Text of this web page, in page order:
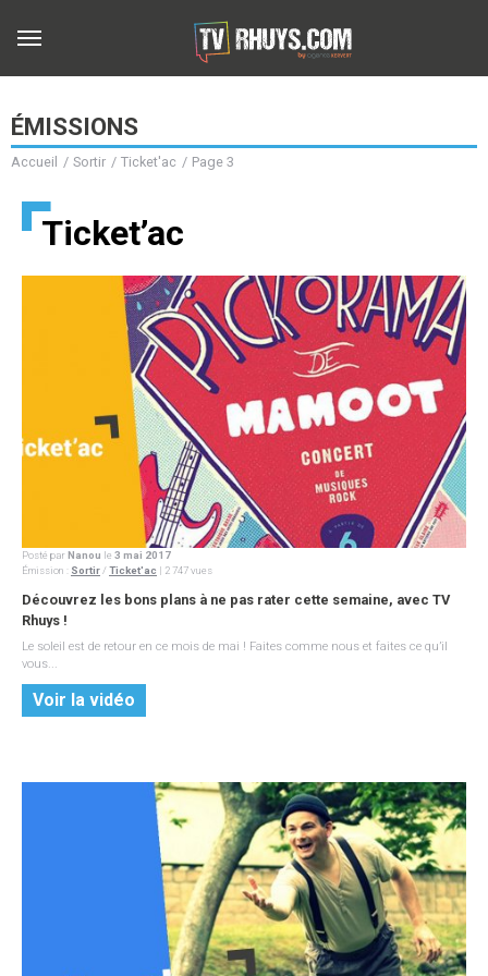
ÉMISSIONS
Accueil Sortir Ticket'ac Page 3
bTicket’ac
Posté parNanou le 3 mai 2017
Émission
Sortir/Ticket'ac | 2 747 vues
Découvrez les bons plans à ne pas rater cette semaine, avec TV
Rhuys !
Le soleil est de retour en ce mois de mai ! Faites comme nous et faites ce qu’il
vous...
Voir la vidéo